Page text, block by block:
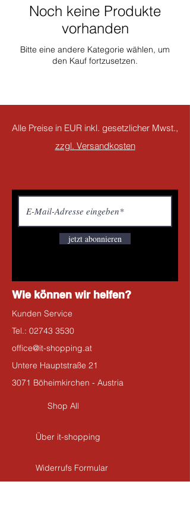
Noch keine Produkte
vorhanden
Bitte eine andere Kategorie wählen, um
den Kauf fortzusetzen.
Alle Preise in EUR inkl. gesetzlicher Mwst.,
zzgl. Versandkosten
jetzt abonnieren
Wie können wir helfen?
Kunden Service
Tel.: 02743 3530
office@it-shopping.at
Untere Hauptstraße 21
3071 Böheimkirchen - Austria
Shop All
Über it-shopping
Widerrufs Formular